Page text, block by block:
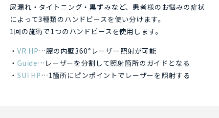
尿漏れ・タイトニング・黒ずみなど、患者様のお悩みの症状
によって3種類のハンドピースを使い分けます。
1回の施術で1つのハンドピースを使用します。
VR HP…膣の内壁360°レーザー照射が可能
Guide…レーザーを分割して照射箇所のガイドとなる
SUI HP…1箇所にピンポイントでレーザーを照射する